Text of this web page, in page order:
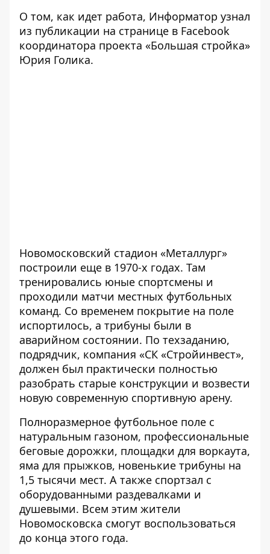
О том, как идет работа, Информатор узнал
из публикации на странице в Facebook
координатора проекта «Большая стройка»
Юрия Голика.
Новомосковский стадион «Металлург»
построили еще в 1970-х годах. Там
тренировались юные спортсмены и
проходили матчи местных футбольных
команд. Со временем покрытие на поле
испортилось, а трибуны были в
аварийном состоянии. По техзаданию,
подрядчик, компания «СК «Стройинвест»,
должен был практически полностью
разобрать старые конструкции и возвести
новую современную спортивную арену.
Полноразмерное футбольное поле с
натуральным газоном, профессиональные
беговые дорожки, площадки для воркаута,
яма для прыжков, новенькие трибуны на
1,5 тысячи мест. А также спортзал с
оборудованными раздевалками и
душевыми. Всем этим жители
Новомосковска смогут воспользоваться
до конца этого года.